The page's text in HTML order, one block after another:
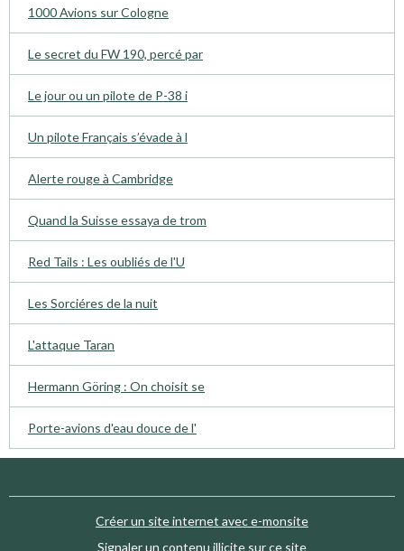
1000 Avions sur Cologne
Le secret du FW 190, percé par
Le jour ou un pilote de P-38 i
Un pilote Français s’évade à l
Alerte rouge à Cambridge
Quand la Suisse essaya de trom
Red Tails : Les oubliés de l'U
Les Sorciéres de la nuit
L'attaque Taran
Hermann Göring : On choisit se
Porte-avions d'eau douce de l'
Créer un site internet avec e-monsite
Signaler un contenu illicite sur ce site